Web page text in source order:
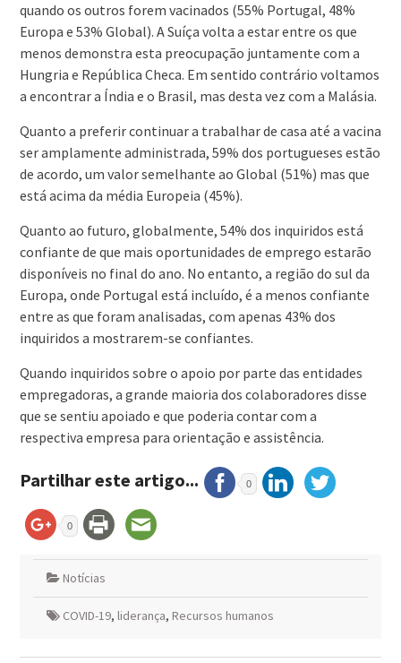
quando os outros forem vacinados (55% Portugal, 48%
Europa e 53% Global). A Suíça volta a estar entre os que
menos demonstra esta preocupação juntamente com a
Hungria e República Checa. Em sentido contrário voltamos
a encontrar a Índia e o Brasil, mas desta vez com a Malásia.
Quanto a preferir continuar a trabalhar de casa até a vacina
ser amplamente administrada, 59% dos portugueses estão
de acordo, um valor semelhante ao Global (51%) mas que
está acima da média Europeia (45%).
Quanto ao futuro, globalmente, 54% dos inquiridos está
confiante de que mais oportunidades de emprego estarão
disponíveis no final do ano. No entanto, a região do sul da
Europa, onde Portugal está incluído, é a menos confiante
entre as que foram analisadas, com apenas 43% dos
inquiridos a mostrarem-se confiantes.
Quando inquiridos sobre o apoio por parte das entidades
empregadoras, a grande maioria dos colaboradores disse
que se sentiu apoiado e que poderia contar com a
respectiva empresa para orientação e assistência.
Partilhar este artigo... 0
0
Notícias
COVID-19, liderança, Recursos humanos